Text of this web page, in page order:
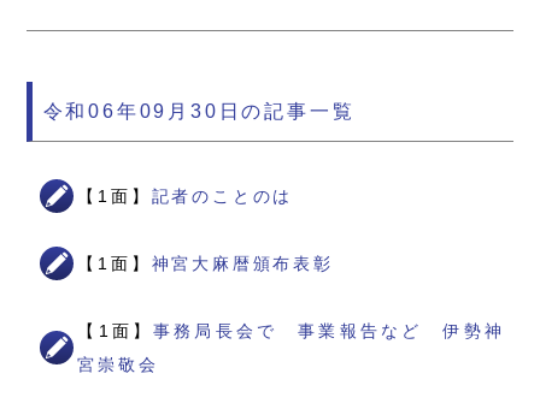
令和06年09月30日の記事一覧
【1面】 記者のことのは
【1面】 神宮大麻暦頒布表彰
【1面】事務局長会で 事業報告など 伊勢神
宮崇敬会